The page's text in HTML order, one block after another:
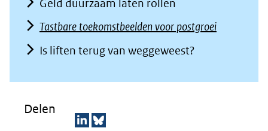
Geld duurzaam laten rollen
Tastbare toekomstbeelden voor postgroei
Is liften terug van weggeweest?
Delen